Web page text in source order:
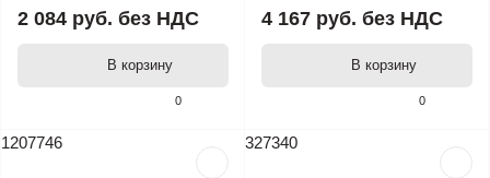
0
2 084 руб. без НДС
В корзину
0
4 167 руб. без НДС
В корзину
1207746 327340